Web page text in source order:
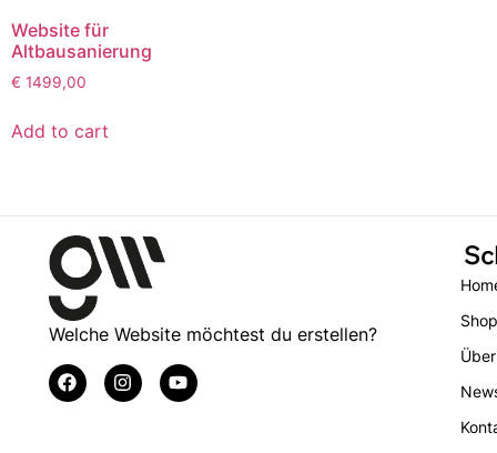
Website für
Altbausanierung
€ 1499,00
Add to cart
Welche Website möchtest du erstellen?